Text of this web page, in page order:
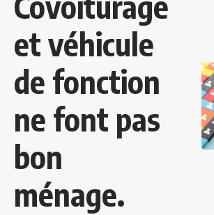
et véhicule
de fonction
ne font pas
bon
ménage.